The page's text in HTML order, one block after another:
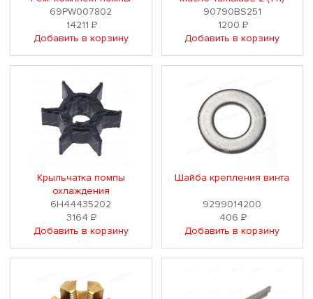
69PW007802
14211 Р
Добавить в корзину
90790BS251
1200 Р
Добавить в корзину
Крыльчатка помпы
охлаждения
6H44435202
3164Р
Добавить в корзину
Шайба крепления винта
9299014200
406 Р
Добавить в корзину